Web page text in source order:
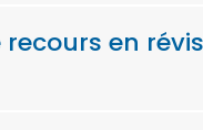
recours en